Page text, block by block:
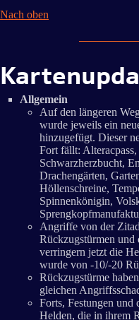
Nach oben
Allgemein
Auf den längeren
wurde jeweils ein
hinzugefügt. Dieser
Fort fällt:
Schwarzherzbucht,
Drachengärten,
Höllenschreine,
Spinnenkönigin,
Angriffe von der
Rückzugstürmen und
verringern jetzt die
wurde von -10/-20
Rückzugstürme
gleichen
Forts, Festungen und
Helden, die in ihrem